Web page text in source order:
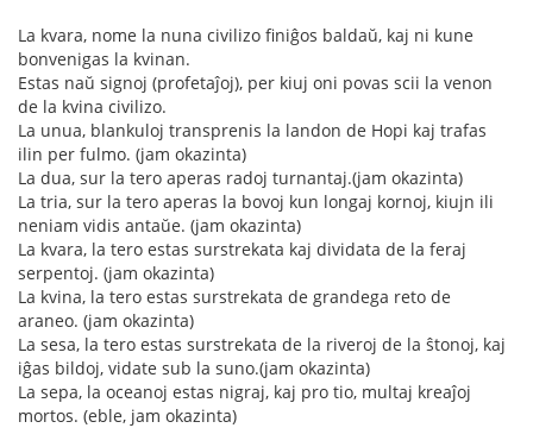
La kvara, nome la nuna civilizo finiĝos baldaŭ, kaj ni kune
bonvenigas la kvinan.
Estas naŭ signoj (profetaĵoj), per kiuj oni povas scii la venon
de la kvina civilizo.
La unua, blankuloj transprenis la landon de Hopi kaj trafas
ilin per fulmo. (jam okazinta)
La dua, sur la tero aperas radoj turnantaj.(jam okazinta)
La tria, sur la tero aperas la bovoj kun longaj kornoj, kiujn ili
neniam vidis antaŭe. (jam okazinta)
La kvara, la tero estas surstrekata kaj dividata de la feraj
serpentoj. (jam okazinta)
La kvina, la tero estas surstrekata de grandega reto de
araneo. (jam okazinta)
La sesa, la tero estas surstrekata de la riveroj de la ŝtonoj, kaj
iĝas bildoj, vidate sub la suno.(jam okazinta)
La sepa, la oceanoj estas nigraj, kaj pro tio, multaj kreaĵoj
mortos. (eble, jam okazinta)